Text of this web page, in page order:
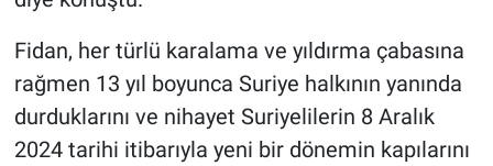
Fidan, her türlü karalama ve yıldırma çabasına
rağmen 13 yıl boyunca Suriye halkının yanında
durduklarını ve nihayet Suriyelilerin 8 Aralık
2024 tarihi itibarıyla yeni bir dönemin kapılarını